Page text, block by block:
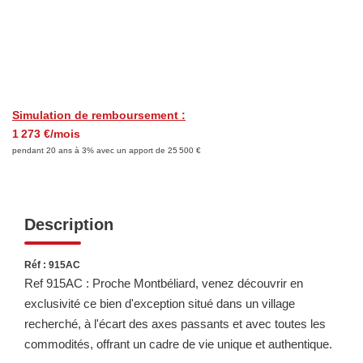
Simulation de remboursement :
1 273 €/mois
pendant 20 ans à 3% avec un apport de 25 500 €
Description
Réf : 915AC
Ref 915AC : Proche Montbéliard, venez découvrir en
exclusivité ce bien d'exception situé dans un village
recherché, à l'écart des axes passants et avec toutes les
commodités, offrant un cadre de vie unique et authentique.